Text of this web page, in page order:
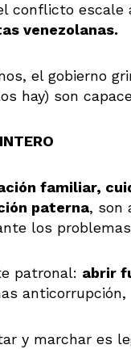
conflicto escale
venezolanas.
el gobierno
hay) son
familiar,
paterna, son
los
patronal: abrir
y marchar es